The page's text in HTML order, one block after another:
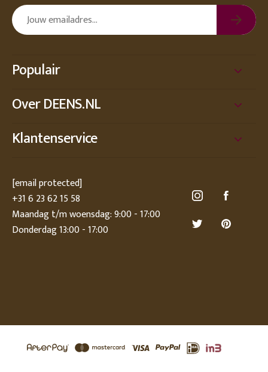
Populair
Over DEENS.NL
Klantenservice
[email protected]
+31 6 23 62 15 58
Maandag t/m woensdag: 9:00 - 17:00
Donderdag 13:00 - 17:00